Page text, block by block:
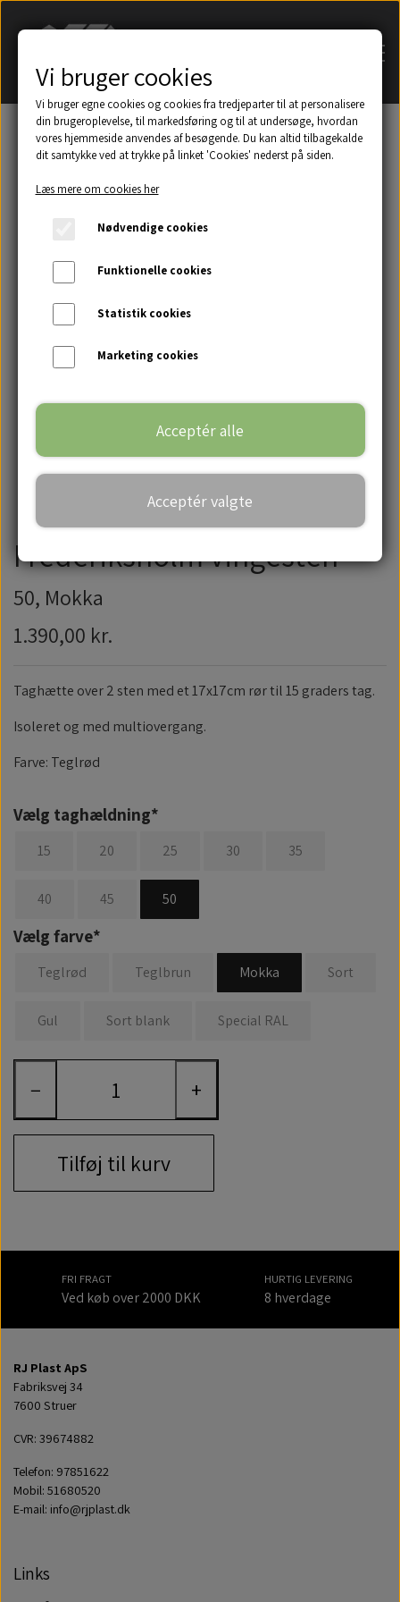
Søg på navn af tagsten
Et udsnit af eksempler på taghætter mm.
Galleri
Handelsbetingelser
Frederiksholm vingesten
50, Mokka
1.390,00 kr.
Taghætte over 2 sten med et 17x17cm rør til 15 graders tag.
Isoleret og med multiovergang.
Farve: Teglrød
Vælg taghældning*
15 20 25 30 35
40 45 50
Vælg farve*
Teglrød Teglbrun Mokka Sort
Gul Sort blank Special RAL
− +
Tilføj til kurv
FRI FRAGT
Ved køb over 2000 DKK
HURTIG LEVERING
8 hverdage
RJ Plast ApS
Fabriksvej 34
7600 Struer
CVR: 39674882
Telefon: 97851622
Mobil: 51680520
E-mail: info@rjplast.dk
Links
Vi bruger cookies
Vi bruger egne cookies og cookies fra tredjeparter til at personalisere
din brugeroplevelse, til markedsføring og til at undersøge, hvordan
vores hjemmeside anvendes af besøgende. Du kan altid tilbagekalde
dit samtykke ved at trykke på linket 'Cookies' nederst på siden.
Læs mere om cookies her
Nødvendige cookies
Funktionelle cookies
Statistik cookies
Marketing cookies
Acceptér alle
Acceptér valgte